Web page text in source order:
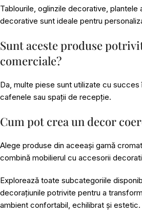
Tablourile, oglinzile decorative, plantele
decorative sunt ideale pentru
Sunt aceste produse
comerciale?
Da, multe piese sunt utilizate cu succes
cafenele sau spații de recepție.
Cum pot crea un decor
Alege produse din aceeași gamă
combină mobilierul cu accesorii
Explorează toate subcategoriile
decorațiunile potrivite pentru a
ambient confortabil, echilibrat și estetic.